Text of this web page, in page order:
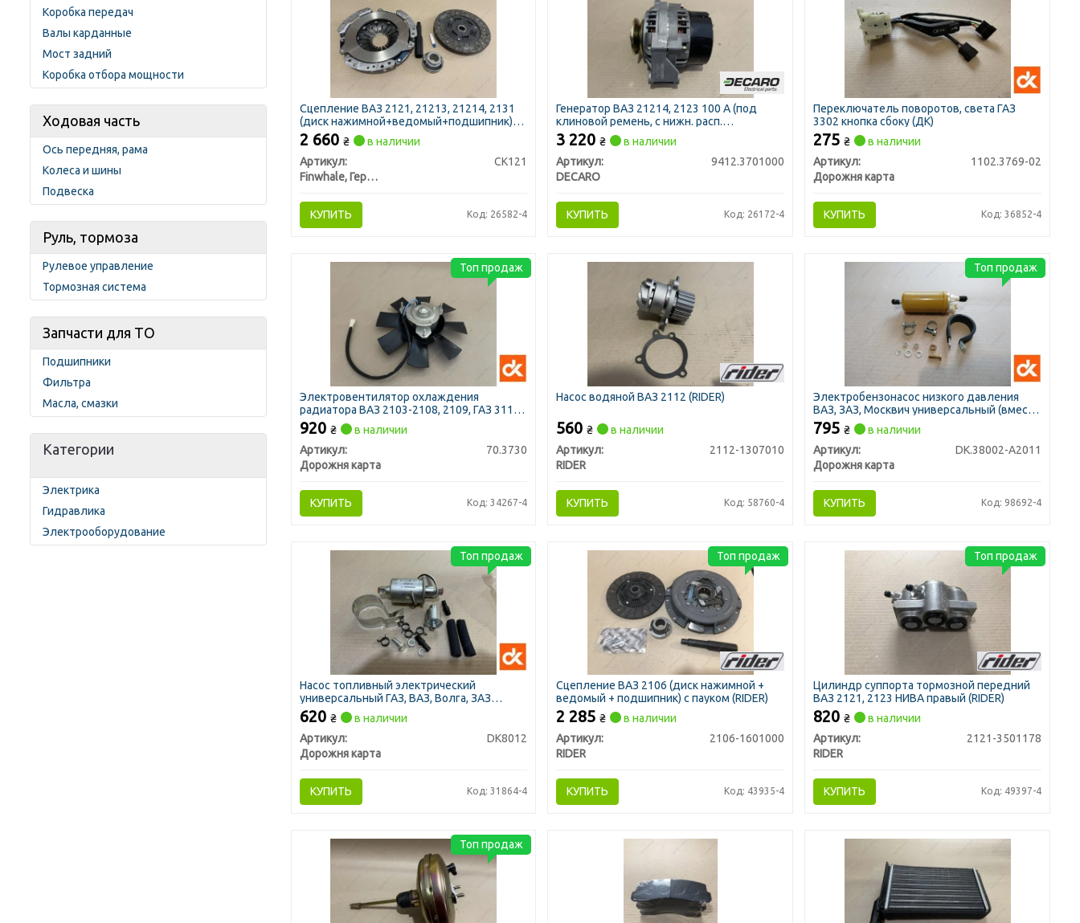
Коробка передач
Валы карданные
Мост задний
Коробка отбора мощности
Ходовая часть
Ось передняя, рама
Колеса и шины
Подвеска
Руль, тормоза
Рулевое управление
Тормозная система
Запчасти для ТО
Подшипники
Фильтра
Масла, смазки
Категории
Электрика
Гидравлика
Электрооборудование
Сцепление ВАЗ 2121, 21213, 21214, 2131
(диск нажимной+ведомый+подшипник)
(пр-во FINWHALE)
2 660 ₴
в наличии
Артикул:
CK121
Finwhale, Германия
КУПИТЬ Код: 26582-4
Генератор ВАЗ 21214, 2123 100 А (под
клиновой ремень, с нижн. расп.
двигателя) (DECARO)
3 220₴
в наличии
Артикул:
9412.3701000
DECARO
КУПИТЬ Код: 26172-4
Переключатель поворотов, света ГАЗ
3302 кнопка сбоку (ДК)
275₴
в наличии
Артикул:
1102.3769-02
Дорожня карта
КУПИТЬ Код: 36852-4
Электровентилятор охлаждения
радиатора ВАЗ 2103-2108, 2109, ГАЗ 3110
(ДК)
920 ₴
в наличии
Артикул:
70.3730
Дорожня карта
КУПИТЬ Код: 34267-4
Топ продаж
Насос водяной ВАЗ 2112 (RIDER)
560₴
в наличии
Артикул:
2112-1307010
RIDER
КУПИТЬ Код: 58760-4
Электробензонасос низкого давления
ВАЗ, ЗАЗ, Москвич универсальный (вместо
механического) (тип CRB 38002 A2011) (ДК)
795₴
в наличии
Артикул:
DK.38002-A2011
Дорожня карта
КУПИТЬ Код: 98692-4
Топ продаж
Насос топливный электрический
универсальный ГАЗ, ВАЗ, Волга, ЗАЗ
вместо механического) (ДК)
620 ₴
в наличии
Артикул:
DK8012
Дорожня карта
КУПИТЬ Код: 31864-4
Топ продаж
Сцепление ВАЗ 2106 (диск нажимной +
ведомый + подшипник) с пауком (RIDER)
2 285₴
в наличии
Артикул:
2106-1601000
RIDER
КУПИТЬ Код: 43935-4
Топ продаж
Цилиндр суппорта тормозной передний
ВАЗ 2121, 2123 НИВА правый (RIDER)
820₴
в наличии
Артикул:
2121-3501178
RIDER
КУПИТЬ Код: 49397-4
Топ продаж
Топ продаж